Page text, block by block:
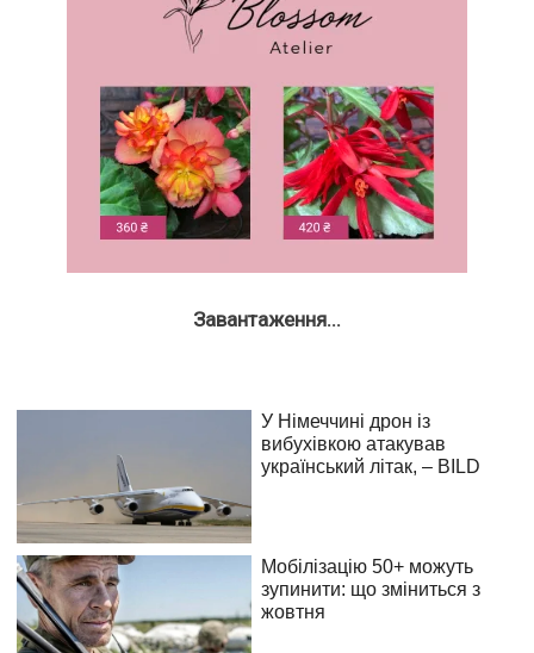
Завантаження...